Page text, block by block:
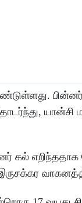
பின்னர்
யான்சி
கல்